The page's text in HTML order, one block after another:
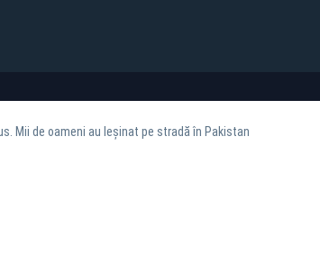
Mii de oameni au leșinat pe stradă în Pakistan